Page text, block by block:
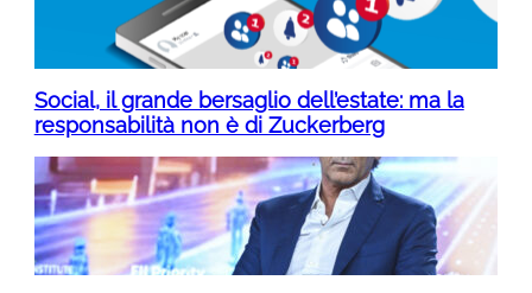
Social, il grande bersaglio dell’estate: ma la
responsabilità non è di Zuckerberg